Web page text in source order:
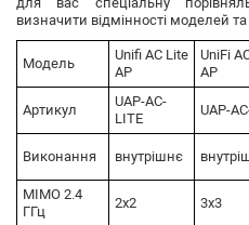
визначити відмінності моделей
Модель
Unifi AC Lite
AP
UniFi
AP
Артикул
UAP-AC-
LITE
UAP-
Виконання внутрішнє
MIMO 2.4
ГГц
2x2 3x3